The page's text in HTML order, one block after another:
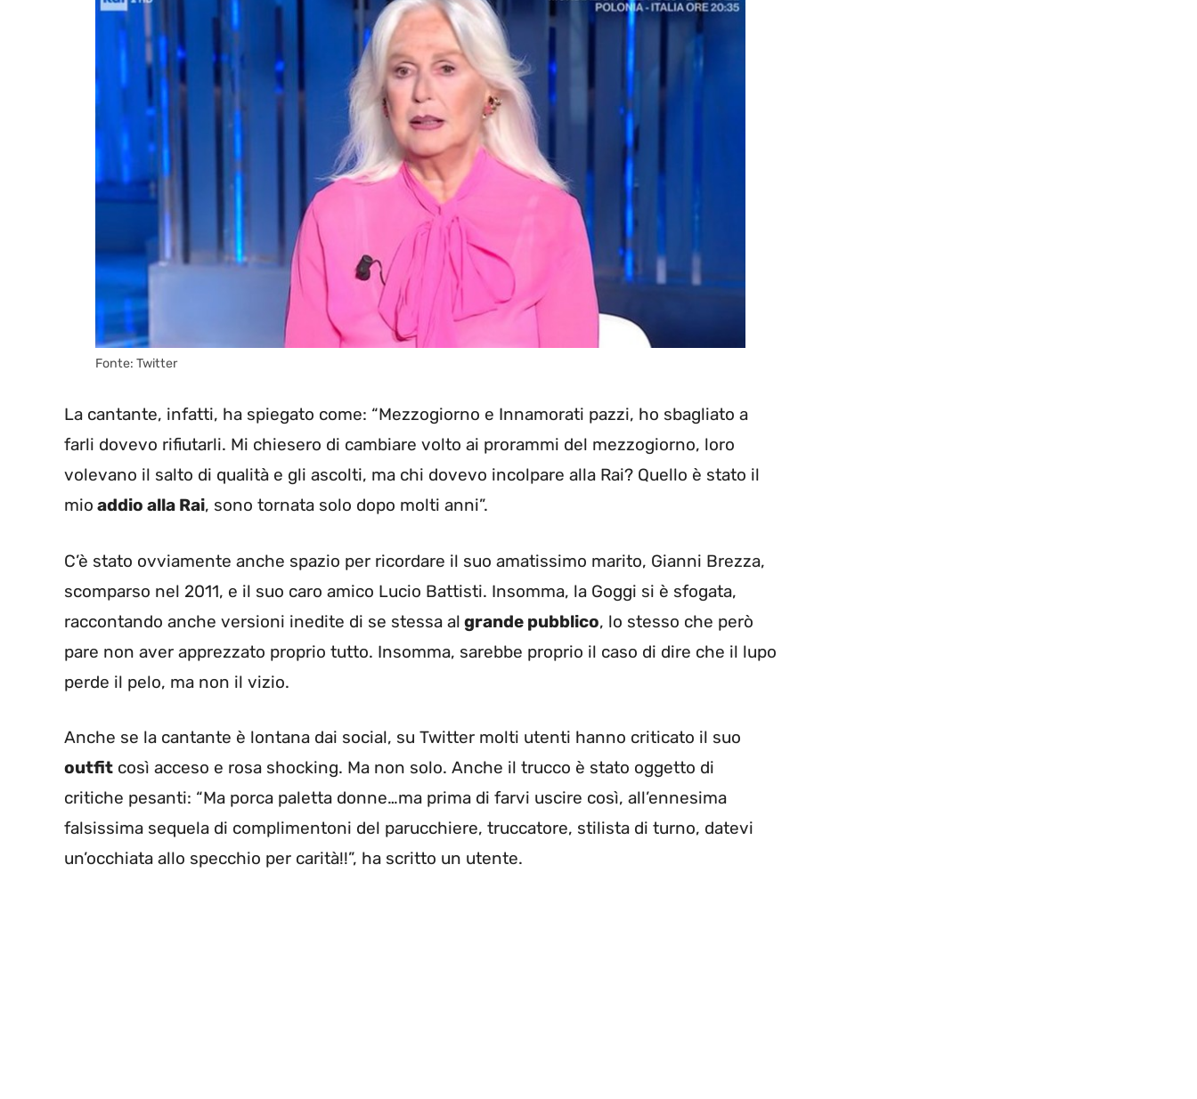
Fonte: Twitter
La cantante, infatti, ha spiegato come: “Mezzogiorno e Innamorati pazzi, ho sbagliato a
farli dovevo rifiutarli. Mi chiesero di cambiare volto ai prorammi del mezzogiorno, loro
volevano il salto di qualità e gli ascolti, ma chi dovevo incolpare alla Rai? Quello è stato il
mio addio alla Rai, sono tornata solo dopo molti anni”.
C’è stato ovviamente anche spazio per ricordare il suo amatissimo marito, Gianni Brezza,
scomparso nel 2011, e il suo caro amico Lucio Battisti. Insomma, la Goggi si è sfogata,
raccontando anche versioni inedite di se stessa al grande pubblico, lo stesso che però
pare non aver apprezzato proprio tutto. Insomma, sarebbe proprio il caso di dire che il lupo
perde il pelo, ma non il vizio.
Anche se la cantante è lontana dai social, su Twitter molti utenti hanno criticato il suo
outfit così acceso e rosa shocking. Ma non solo. Anche il trucco è stato oggetto di
critiche pesanti: “Ma porca paletta donne…ma prima di farvi uscire così, all’ennesima
falsissima sequela di complimentoni del parucchiere, truccatore, stilista di turno, datevi
un’occhiata allo specchio per carità!!”, ha scritto un utente.